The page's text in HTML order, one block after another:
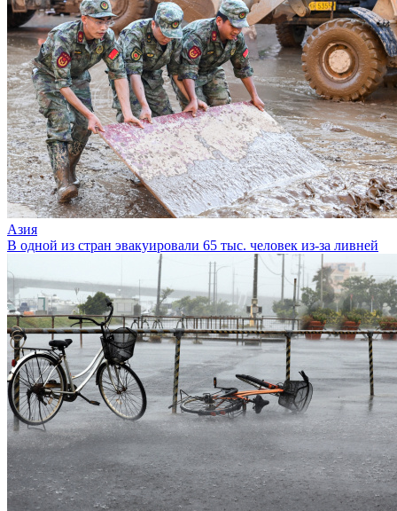
Азия
В одной из стран эвакуировали 65 тыс. человек из-за ливней